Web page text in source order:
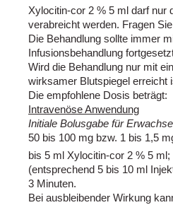
Xylocitin-cor 2 % 5 ml darf nur
verabreicht werden. Fragen
Die Behandlung sollte immer
Infusionsbehandlung
Wird die Behandlung nur mit
wirksamer Blutspiegel erreicht
Die empfohlene Dosis beträgt:
Intravenöse Anwendung
Initiale Bolusgabe für
50 bis 100 mg bzw. 1 bis 1,5
bis 5 ml Xylocitin-cor 2 % 5
(entsprechend 5 bis 10 ml
3 Minuten.
Bei ausbleibender Wirkung